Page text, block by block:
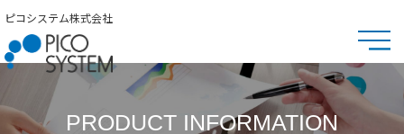
ピコシステム株式会社
PRODUCT INFORMATION